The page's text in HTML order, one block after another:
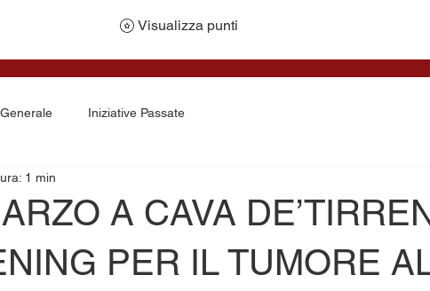
Visualizza punti
Generale Iniziative Passate
A CAVA
PER IL TUMORE
1 min